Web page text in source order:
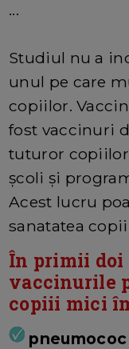
...
Studiul nu a
unul pe care
copiilor.
fost vaccinuri
tuturor
școli și
Acest lucru
sanatatea
În primii doi
vaccinurile
copiii mici